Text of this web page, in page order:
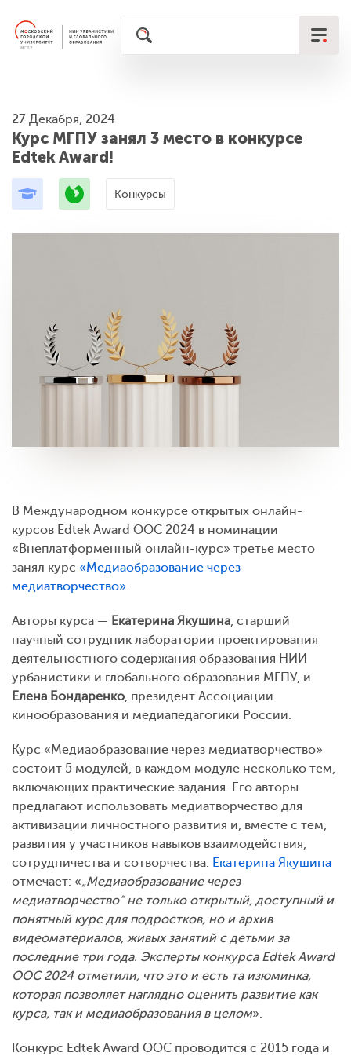
27 Декабря, 2024
Курс МГПУ занял 3 место в конкурсе
Edtek Award!
Конкурсы
В Международном конкурсе открытых онлайн-
курсов Edtek Award OOC 2024 в номинации
«Внеплатформенный онлайн-курс» третье место
занял курс «Медиаобразование через
медиатворчество».
Авторы курса — Екатерина Якушина, старший
научный сотрудник лаборатории проектирования
деятельностного содержания образования НИИ
урбанистики и глобального образования МГПУ, и
Елена Бондаренко, президент Ассоциации
кинообразования и медиапедагогики России.
Курс «Медиаобразование через медиатворчество»
состоит 5 модулей, в каждом модуле несколько тем,
включающих практические задания. Его авторы
предлагают использовать медиатворчество для
активизации личностного развития и, вместе с тем,
развития у участников навыков взаимодействия,
сотрудничества и сотворчества. Екатерина Якушина
отмечает: «„Медиаобразование через
медиатворчество” не только открытый, доступный и
понятный курс для подростков, но и архив
видеоматериалов, живых занятий с детьми за
последние три года. Эксперты конкурса Edtek Award
OOC 2024 отметили, что это и есть та изюминка,
которая позволяет наглядно оценить развитие как
курса, так и медиаобразования в целом».
Конкурс Edtek Award OOC проводится с 2015 года и